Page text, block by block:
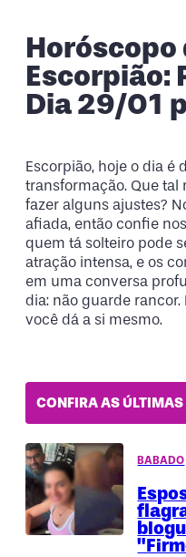
Horóscopo
Escorpião:
Dia 29/01
Escorpião, hoje o dia é
transformação. Que tal
fazer alguns ajustes?
afiada, então confie
quem tá solteiro pode
atração intensa, e os
em uma conversa
dia: não guarde
você dá a si mesmo.
CONFIRA AS
BABADO